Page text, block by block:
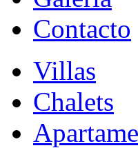
Contacto
Villas
Chalets